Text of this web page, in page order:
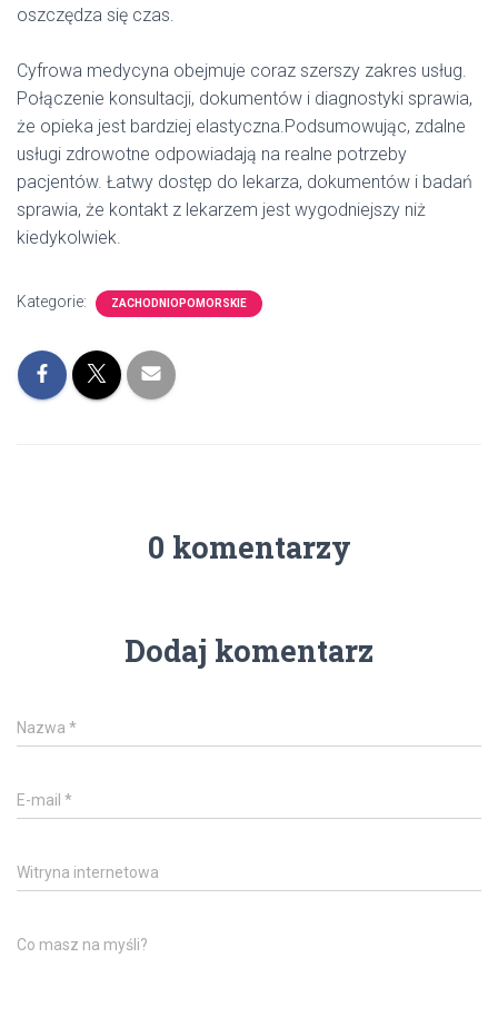
oszczędza się czas.
Cyfrowa medycyna obejmuje coraz szerszy zakres usług.
Połączenie konsultacji, dokumentów i diagnostyki sprawia,
że opieka jest bardziej elastyczna.Podsumowując, zdalne
usługi zdrowotne odpowiadają na realne potrzeby
pacjentów. Łatwy dostęp do lekarza, dokumentów i badań
sprawia, że kontakt z lekarzem jest wygodniejszy niż
kiedykolwiek.
Kategorie: ZACHODNIOPOMORSKIE
0 komentarzy
Dodaj komentarz
Nazwa *
E-mail *
Witryna internetowa
Co masz na myśli?